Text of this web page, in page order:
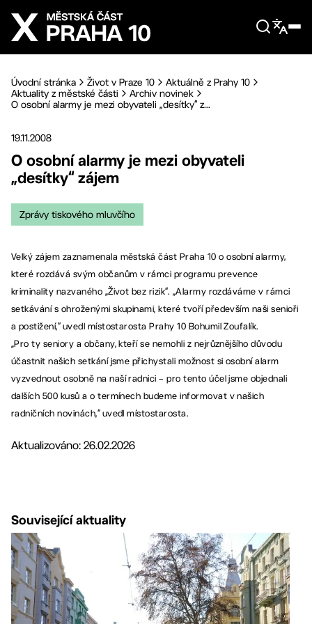
Přejít na hlavní obsah
Úvodní stránka Život v Praze 10
Aktuálně z Prahy 10
Aktuality z městské části
Archiv novinek
O osobní alarmy je mezi obyvateli „desítky“ z...
19.11.2008
O osobní alarmy je mezi obyvateli
„desítky“ zájem
Zprávy tiskového mluvčího
Velký zájem zaznamenala městská část Praha 10 o osobní alarmy,
které rozdává svým občanům v rámci programu prevence
kriminality nazvaného „Život bez rizik“. „Alarmy rozdáváme v rámci
setkávání s ohroženými skupinami, které tvoří především naši senioři
a postižení,“ uvedl místostarosta Prahy 10 Bohumil Zoufalík.
„Pro ty seniory a občany, kteří se nemohli z nejrůznějšího důvodu
účastnit našich setkání jsme přichystali možnost si osobní alarm
vyzvednout osobně na naší radnici – pro tento účel jsme objednali
dalších 500 kusů a o termínech budeme informovat v našich
radničních novinách,“ uvedl místostarosta.
Aktualizováno: 26.02.2026
Související aktuality